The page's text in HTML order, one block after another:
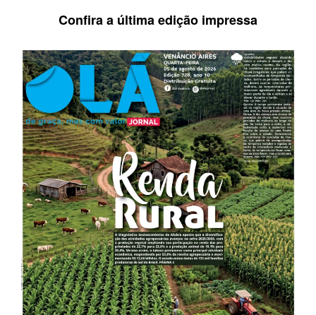
Confira a última edição impressa